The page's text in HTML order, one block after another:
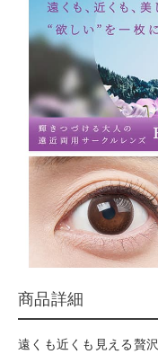
商品詳細
遠くも近くも見える贅沢